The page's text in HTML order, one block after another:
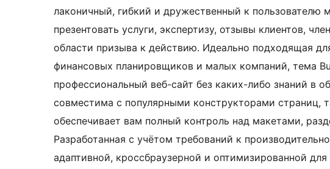
лаконичный, гибкий и дружественный к пользователю
презентовать услуги, экспертизу, отзывы клиентов,
области призыва к действию. Идеально подходящая
финансовых планировщиков и малых компаний, тема
профессиональный веб-сайт без каких-либо знаний в
совместима с популярными конструкторами страниц,
обеспечивает вам полный контроль над макетами,
Разработанная с учётом требований к
адаптивной, кроссбраузерной и оптимизированной